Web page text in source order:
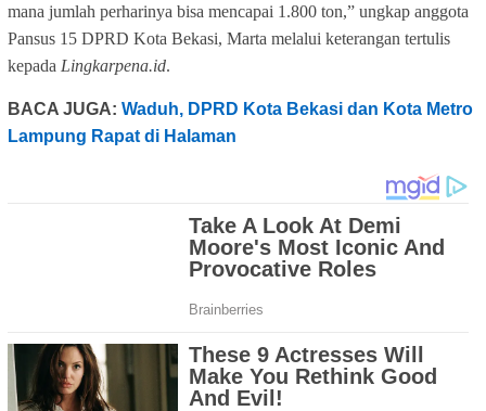
mana jumlah perharinya bisa mencapai 1.800 ton,” ungkap anggota
Pansus 15 DPRD Kota Bekasi, Marta melalui keterangan tertulis
kepada Lingkarpena.id.
BACA JUGA: Waduh, DPRD Kota Bekasi dan Kota Metro
Lampung Rapat di Halaman